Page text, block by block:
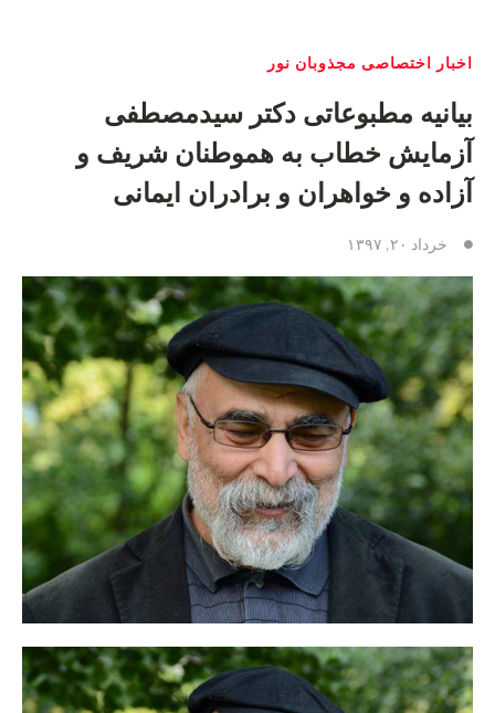
اخبار اختصاصی مجذوبان نور
بیانیه مطبوعاتی دکتر سیدمصطفی
آزمایش خطاب به هموطنان شریف و
آزاده و خواهران و برادران ایمانی
خرداد ۲۰, ۱۳۹۷